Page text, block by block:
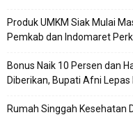
Produk UMKM Siak Mulai
Pemkab dan Indomaret
Bonus Naik 10 Persen dan
Diberikan, Bupati Afni Lepas
Rumah Singgah Kesehatan